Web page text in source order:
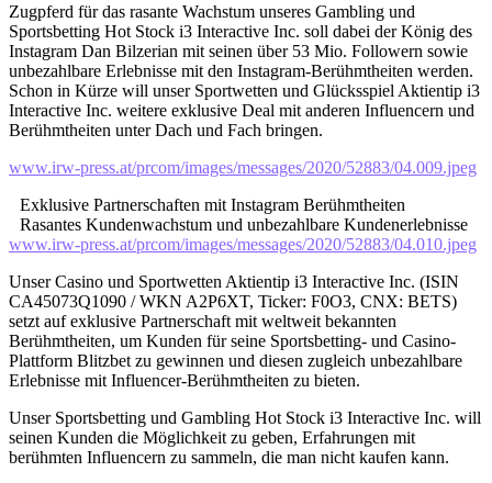
Zugpferd für das rasante Wachstum unseres Gambling und
Sportsbetting Hot Stock i3 Interactive Inc. soll dabei der König des
Instagram Dan Bilzerian mit seinen über 53 Mio. Followern sowie
unbezahlbare Erlebnisse mit den Instagram-Berühmtheiten werden.
Schon in Kürze will unser Sportwetten und Glücksspiel Aktientip i3
Interactive Inc. weitere exklusive Deal mit anderen Influencern und
Berühmtheiten unter Dach und Fach bringen.
www.irw-press.at/prcom/images/messages/2020/52883/04.009.jpeg
Exklusive Partnerschaften mit Instagram Berühmtheiten
Rasantes Kundenwachstum und unbezahlbare Kundenerlebnisse
www.irw-press.at/prcom/images/messages/2020/52883/04.010.jpeg
Unser Casino und Sportwetten Aktientip i3 Interactive Inc. (ISIN
CA45073Q1090 / WKN A2P6XT, Ticker: F0O3, CNX: BETS)
setzt auf exklusive Partnerschaft mit weltweit bekannten
Berühmtheiten, um Kunden für seine Sportsbetting- und Casino-
Plattform Blitzbet zu gewinnen und diesen zugleich unbezahlbare
Erlebnisse mit Influencer-Berühmtheiten zu bieten.
Unser Sportsbetting und Gambling Hot Stock i3 Interactive Inc. will
seinen Kunden die Möglichkeit zu geben, Erfahrungen mit
berühmten Influencern zu sammeln, die man nicht kaufen kann.